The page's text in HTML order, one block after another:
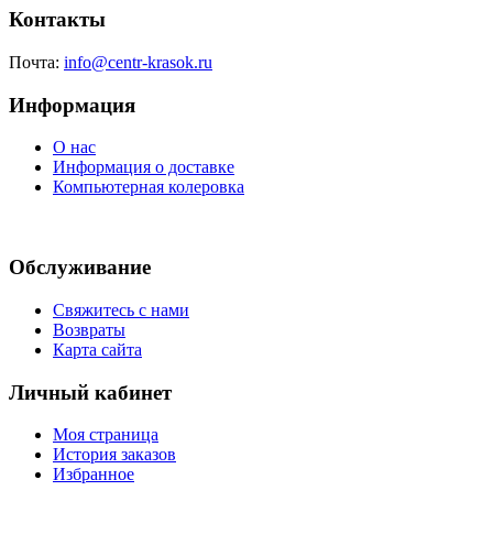
Контакты
Почта: info@centr-krasok.ru
Информация
О нас
Информация о доставке
Компьютерная колеровка
Обслуживание
Свяжитесь с нами
Возвраты
Карта сайта
Личный кабинет
Моя страница
История заказов
Избранное